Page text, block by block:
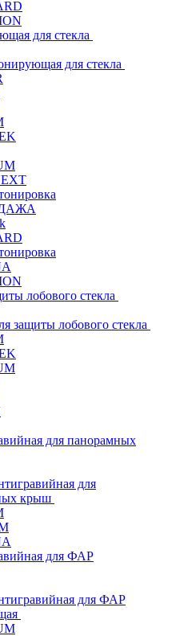
для стекла
для стекла
лобового стекла
защиты лобового стекла
для панорамных
для
крыш
для ФАР
для ФАР